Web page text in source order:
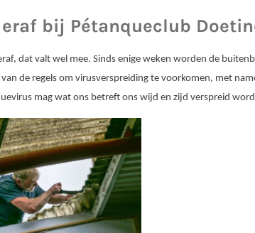
bij Pétanqueclub
dat valt wel mee. Sinds enige weken worden de
de regels om virusverspreiding te voorkomen, met
mag wat ons betreft ons wijd en zijd verspreid